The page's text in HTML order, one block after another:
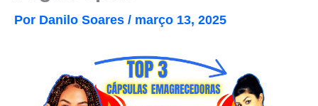
Por Danilo Soares / março 13, 2025